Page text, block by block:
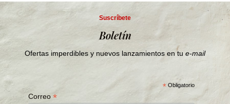
Suscríbete
Boletín
Ofertas imperdibles y nuevos lanzamientos en tu e-mail
* Obligatorio
Correo*